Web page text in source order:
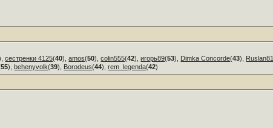
сестренки 4125(40),amos(50),colin555(42),игорь89(53), Dimka Concorde(43),
55),behenyvolk(39), Borodeus(44),rem_legenda(42)